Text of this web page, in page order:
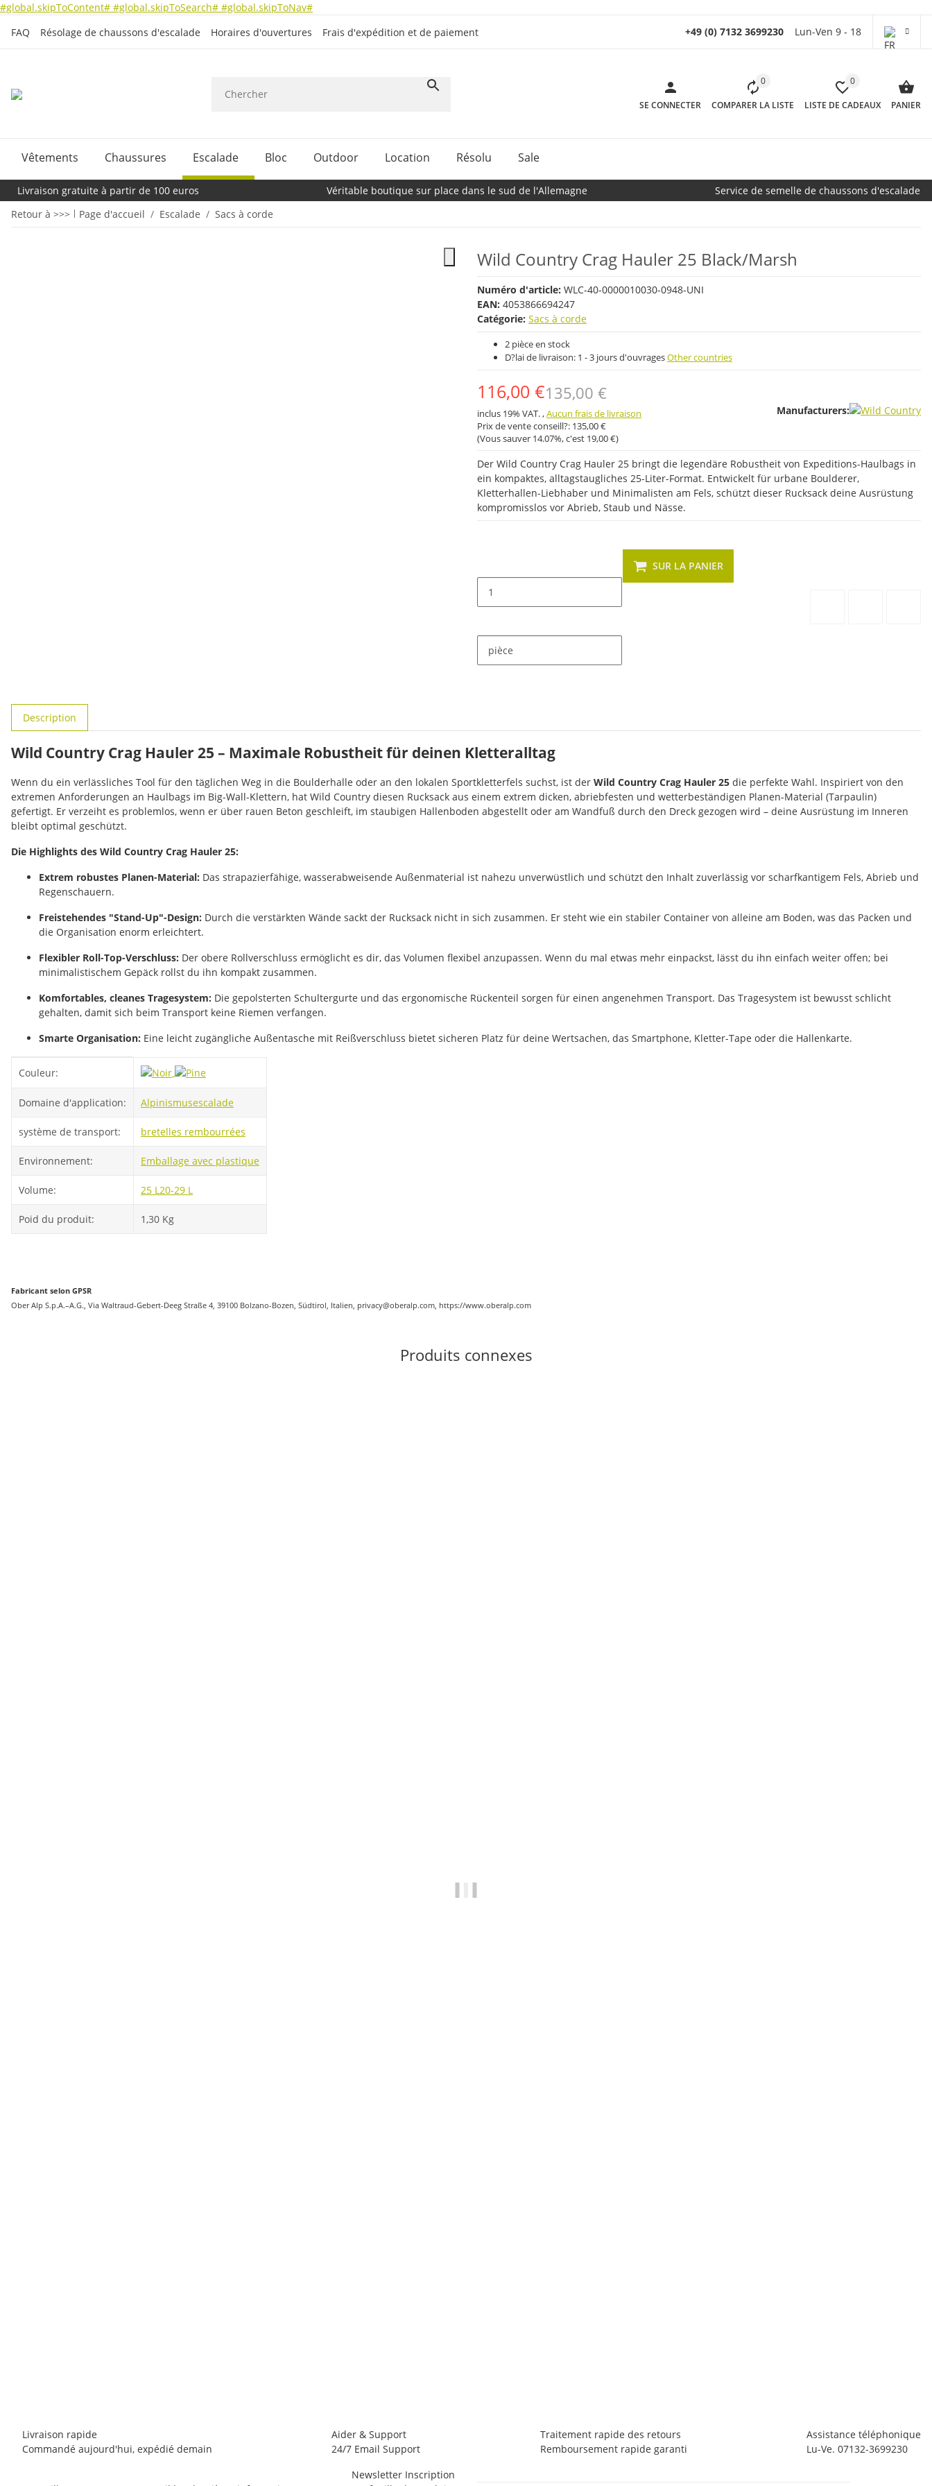
#global.skipToContent# #global.skipToSearch# #global.skipToNav#
FAQ
Résolage de chaussons d'escalade Horaires d'ouvertures Frais d'expédition et de paiement +49 (0) 7132 3699230 Lun-Ven 9 - 18
SE CONNECTER
0
COMPARER LA LISTE
0
LISTE DE CADEAUX PANIER
Vêtements Chaussures Escalade Bloc Outdoor Location Résolu Sale
Livraison gratuite à partir de 100 euros Véritable boutique sur place dans le sud de l'Allemagne
Service de semelle de chaussons d'escalade
Retour à >>>
Page d'accueil Escalade Sacs à corde
Wild Country Crag Hauler 25 Black/Marsh
Numéro d'article: WLC-40-0000010030-0948-UNI
EAN: 4053866694247
Catégorie: Sacs à corde
2 pièce en stock
D?lai de livraison: 1 - 3 jours d'ouvragesOther countries
116,00 €135,00 €
inclus 19% VAT. ,Aucun frais de livraison
Prix ​​de vente conseill?: 135,00 €
(Vous sauver 14.07%, c'est 19,00 €)
Manufacturers:
Der Wild Country Crag Hauler 25 bringt die legendäre Robustheit von Expeditions-Haulbags in
ein kompaktes, alltagstaugliches 25-Liter-Format. Entwickelt für urbane Boulderer,
Kletterhallen-Liebhaber und Minimalisten am Fels, schützt dieser Rucksack deine Ausrüstung
kompromisslos vor Abrieb, Staub und Nässe.
pièce
SUR LA PANIER
Description
Wild Country Crag Hauler 25 – Maximale Robustheit für deinen Kletteralltag
Wenn du ein verlässliches Tool für den täglichen Weg in die Boulderhalle oder an den lokalen Sportkletterfels suchst, ist der Wild Country Crag Hauler 25 die perfekte Wahl. Inspiriert von den
extremen Anforderungen an Haulbags im Big-Wall-Klettern, hat Wild Country diesen Rucksack aus einem extrem dicken, abriebfesten und wetterbeständigen Planen-Material (Tarpaulin)
gefertigt. Er verzeiht es problemlos, wenn er über rauen Beton geschleift, im staubigen Hallenboden abgestellt oder am Wandfuß durch den Dreck gezogen wird – deine Ausrüstung im Inneren
bleibt optimal geschützt.
Die Highlights des Wild Country Crag Hauler 25:
Extrem robustes Planen-Material: Das strapazierfähige, wasserabweisende Außenmaterial ist nahezu unverwüstlich und schützt den Inhalt zuverlässig vor scharfkantigem Fels, Abrieb und
Regenschauern.
Freistehendes "Stand-Up"-Design: Durch die verstärkten Wände sackt der Rucksack nicht in sich zusammen. Er steht wie ein stabiler Container von alleine am Boden, was das Packen und
die Organisation enorm erleichtert.
Flexibler Roll-Top-Verschluss: Der obere Rollverschluss ermöglicht es dir, das Volumen flexibel anzupassen. Wenn du mal etwas mehr einpackst, lässt du ihn einfach weiter offen; bei
minimalistischem Gepäck rollst du ihn kompakt zusammen.
Komfortables, cleanes Tragesystem: Die gepolsterten Schultergurte und das ergonomische Rückenteil sorgen für einen angenehmen Transport. Das Tragesystem ist bewusst schlicht
gehalten, damit sich beim Transport keine Riemen verfangen.
Smarte Organisation: Eine leicht zugängliche Außentasche mit Reißverschluss bietet sicheren Platz für deine Wertsachen, das Smartphone, Kletter-Tape oder die Hallenkarte.
#productDetails.itemInformation#
#productDetails.itemValue#
Couleur:
Domaine d'application: Alpinismusescalade
système de transport: bretelles rembourrées
Environnement: Emballage avec plastique
Volume: 25 L 20-29 L
Poid du produit: 1,30 Kg
Fabricant selon GPSR
Ober Alp S.p.A.–A.G., Via Waltraud-Gebert-Deeg Straße 4, 39100 Bolzano-Bozen, Südtirol, Italien, privacy@oberalp.com, https://www.oberalp.com
Produits connexes
Livraison rapide
Commandé aujourd'hui, expédié demain
Aider & Support
24/7 Email Support
Traitement rapide des retours
Remboursement rapide garanti
Assistance téléphonique
Lu-Ve. 07132-3699230
Newsletter Inscription